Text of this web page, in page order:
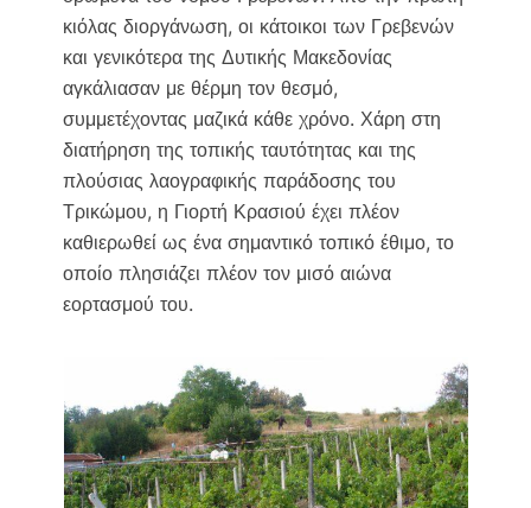
κιόλας διοργάνωση, οι κάτοικοι των Γρεβενών
και γενικότερα της Δυτικής Μακεδονίας
αγκάλιασαν με θέρμη τον θεσμό,
συμμετέχοντας μαζικά κάθε χρόνο. Χάρη στη
διατήρηση της τοπικής ταυτότητας και της
πλούσιας λαογραφικής παράδοσης του
Τρικώμου, η Γιορτή Κρασιού έχει πλέον
καθιερωθεί ως ένα σημαντικό τοπικό έθιμο, το
οποίο πλησιάζει πλέον τον μισό αιώνα
εορτασμού του.